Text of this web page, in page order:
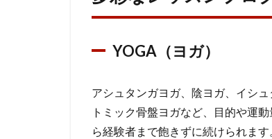
YOGA（ヨ
3.2
Pilates（ピ
ラティス）
YOGA（ヨガ）
アシュタンガヨガ、陰ヨガ、イシ
トミック骨盤ヨガなど、目的や運
ら経験者まで飽きずに続けられます